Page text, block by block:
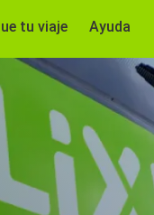
tu viaje Ayuda